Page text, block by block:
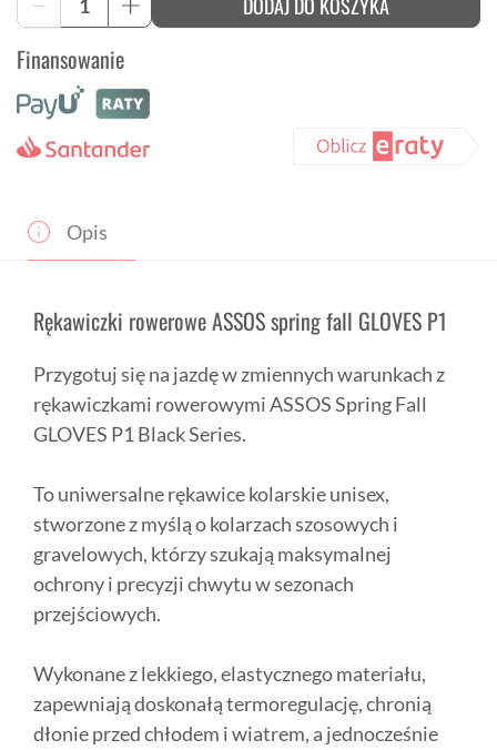
-
Rękawiczki
ASSOS
spring
fall
GLOVES
P1
+ DODAJ DO KOSZYKA
Finansowanie
Opis
Rękawiczki rowerowe ASSOS spring fall GLOVES P1
Przygotuj się na jazdę w zmiennych warunkach z
rękawiczkami rowerowymi ASSOS Spring Fall
GLOVES P1 Black Series.
To uniwersalne rękawice kolarskie unisex,
stworzone z myślą o kolarzach szosowych i
gravelowych, którzy szukają maksymalnej
ochrony i precyzji chwytu w sezonach
przejściowych.
Wykonane z lekkiego, elastycznego materiału,
zapewniają doskonałą termoregulację, chronią
dłonie przed chłodem i wiatrem, a jednocześnie